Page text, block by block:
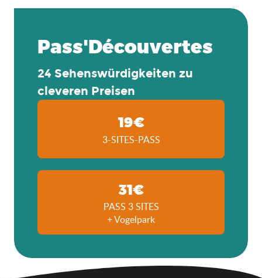
Pass'Découvertes
24 Sehenswürdigkeiten zu
cleveren Preisen
19€
3-SITES-PASS
31€
PASS 3 SITES
+ Vogelpark